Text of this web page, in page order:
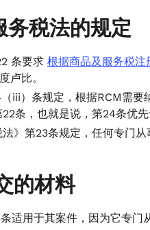
税法的规定
条要求 根据商品及服务税注
卢比。
iii）条规定，根据RCM需
条，也就是说，第24条优先
》第23条规定，任何专门
的材料
适用于其案件，因为它专门